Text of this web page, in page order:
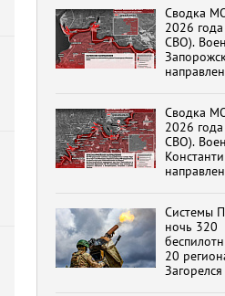
Хук
Бренды
эпохи
вымрем»
К
Сводка
2026
СВО).
Сводка
2026
СВО).
Системы
ночь 320
20